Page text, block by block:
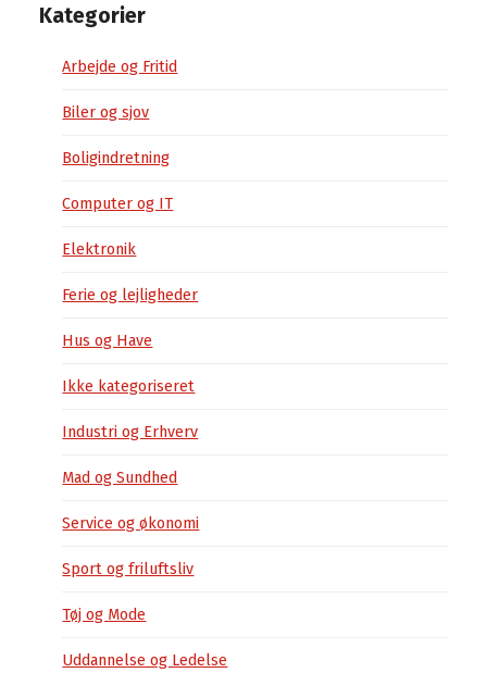
Kategorier
Arbejde og Fritid
Biler og sjov
Boligindretning
Computer og IT
Elektronik
Ferie og lejligheder
Hus og Have
Ikke kategoriseret
Industri og Erhverv
Mad og Sundhed
Service og økonomi
Sport og friluftsliv
Tøj og Mode
Uddannelse og Ledelse